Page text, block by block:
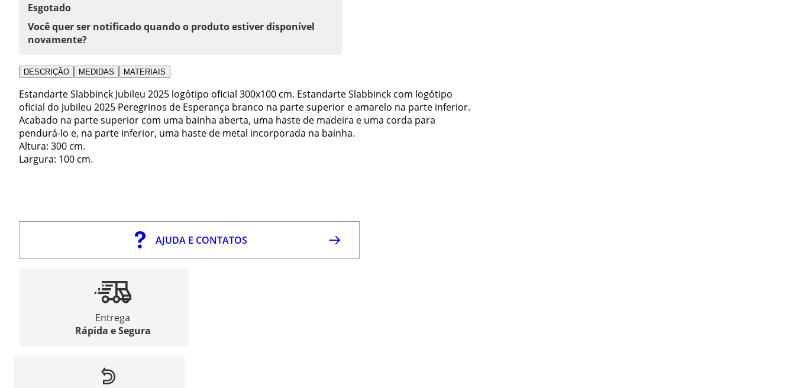
Esgotado
Você quer ser notificado quando o produto estiver disponível
novamente?
DESCRIÇÃO MEDIDAS MATERIAIS
Estandarte Slabbinck Jubileu 2025 logótipo oficial 300x100 cm. Estandarte Slabbinck com logótipo
oficial do Jubileu 2025 Peregrinos de Esperança branco na parte superior e amarelo na parte inferior.
Acabado na parte superior com uma bainha aberta, uma haste de madeira e uma corda para
pendurá-lo e, na parte inferior, uma haste de metal incorporada na bainha.
Altura: 300 cm.
Largura: 100 cm.
AJUDA E CONTATOS
Entrega
Rápida e Segura